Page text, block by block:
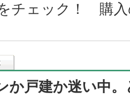
チェック！ 購
か戸建か迷い中